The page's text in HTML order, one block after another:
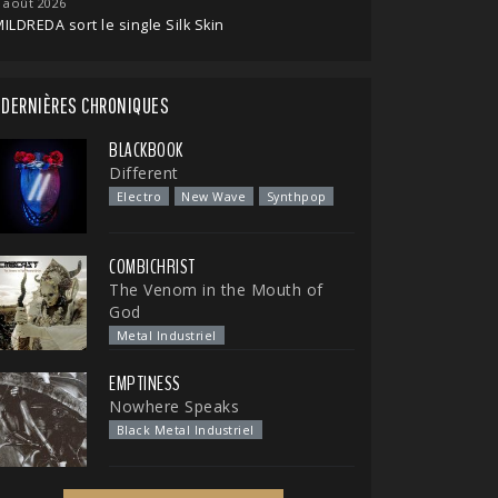
sort le single Silk Skin
DERNIÈRES CHRONIQUES
BLACKBOOK
Different
Electro New Wave Synthpop
COMBICHRIST
The Venom in the Mouth of
God
Metal Industriel
EMPTINESS
Nowhere Speaks
Black Metal Industriel